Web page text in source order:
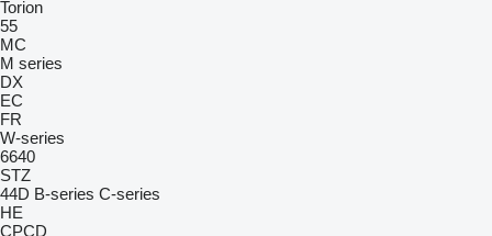
Torion
55
MC
M series
DX
EC
FR
W-series
6640
STZ
44D B-series C-series
HE
CPCD